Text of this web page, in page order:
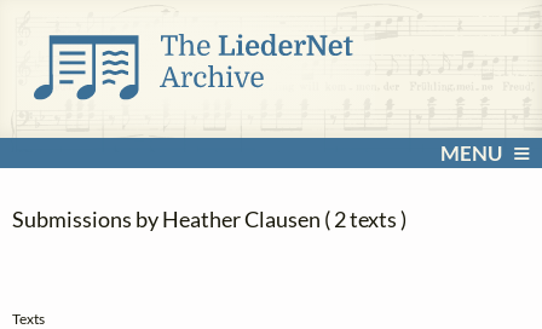
MENU
Submissions by Heather Clausen ( 2 texts )
Texts